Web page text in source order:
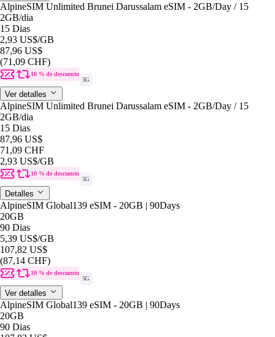
AlpineSIM Unlimited Brunei Darussalam eSIM - 2GB/Day / 15
2GB/dia
15 Dias
2,93 US$/GB
87,96 US$
(71,09 CHF)
10 % de descuento
5G
Ver detalles
AlpineSIM Unlimited Brunei Darussalam eSIM - 2GB/Day / 15
2GB/dia
15 Dias
87,96 US$
71,09 CHF
2,93 US$/GB
10 % de descuento
5G
Detalles
AlpineSIM Global139 eSIM - 20GB | 90Days
20GB
90 Dias
5,39 US$/GB
107,82 US$
(87,14 CHF)
10 % de descuento
5G
Ver detalles
AlpineSIM Global139 eSIM - 20GB | 90Days
20GB
90 Dias